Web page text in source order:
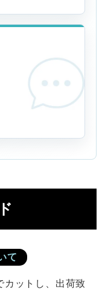
て
カットし、出荷致